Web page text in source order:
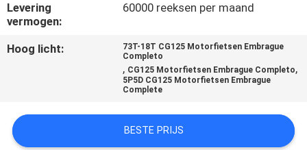
PRIVACYBELEID
Levering
vermogen:
60000 reeksen per maand
Hoog licht:
73T-18T CG125 Motorfietsen Embrague
Completo
, CG125 Motorfietsen Embrague Completo,
5P5D CG125 Motorfietsen Embrague
Complete
BESTE PRIJS